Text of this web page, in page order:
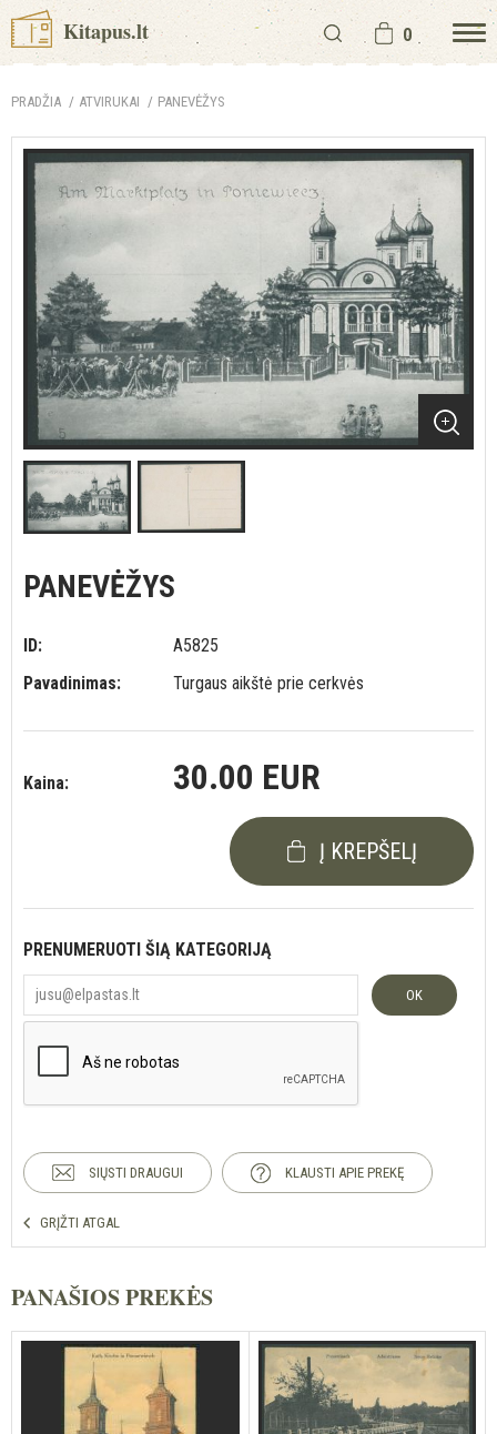
Kitapus.lt 0
PRADŽIA ATVIRUKAI PANEVĖŽYS
PANEVĖŽYS
ID:
A5825
Pavadinimas:
Turgaus aikštė prie cerkvės
Kaina: 30.00 EUR
Į KREPŠELĮ
PRENUMERUOTI ŠIĄ KATEGORIJĄ
OK
SIŲSTI DRAUGUI KLAUSTI APIE PREKĘ
GRĮŽTI ATGAL
PANAŠIOS PREKĖS